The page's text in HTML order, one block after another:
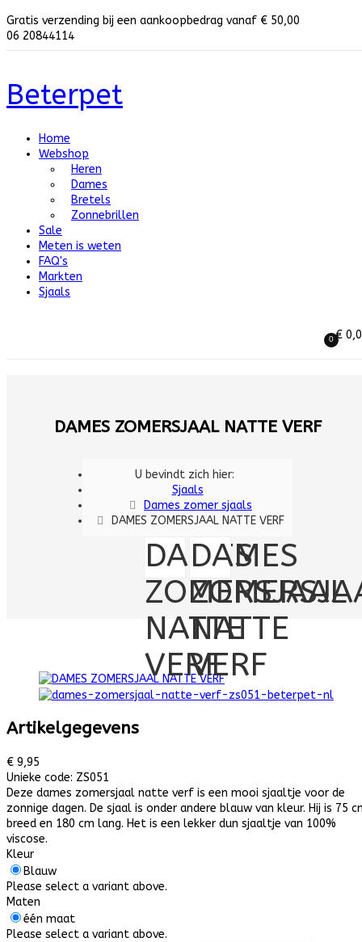
Gratis verzending bij een aankoopbedrag vanaf € 50,00
06 20844114
Beterpet
Home
Webshop
Heren
Dames
Bretels
Zonnebrillen
Sale
Meten is weten
FAQ's
Markten
Sjaals
0€
DAMES ZOMERSJAAL NATTE VERF
U bevindt zich hier:
Sjaals
Dames zomer sjaals
DAMES ZOMERSJAAL NATTE VERF
DAMES
ZOMERSJAAL
NATTE
VERF
DAMES
NATTE
VERF
Artikelgegevens
€ 9,95
Unieke code: ZS051
Deze dames zomersjaal natte verf is een mooi sjaaltje voor de
zonnige dagen. De sjaal is onder andere blauw van kleur. Hij is 75
breed en 180 cm lang. Het is een lekker dun sjaaltje van 100%
viscose.
Kleur
Blauw
Please select a variant above.
Maten
één maat
Please select a variant above.